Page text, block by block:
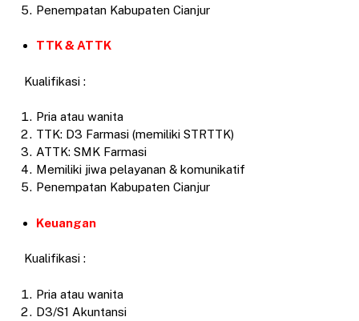
Penempatan Kabupaten Cianjur
TTK & ATTK
Kualifikasi :
Pria atau wanita
TTK: D3 Farmasi (memiliki STRTTK)
ATTK: SMK Farmasi
Memiliki jiwa pelayanan & komunikatif
Penempatan Kabupaten Cianjur
Keuangan
Kualifikasi :
Pria atau wanita
D3/S1 Akuntansi